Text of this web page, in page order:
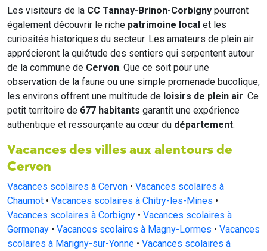
Les visiteurs de la CC Tannay-Brinon-Corbigny pourront
également découvrir le riche patrimoine local et les
curiosités historiques du secteur. Les amateurs de plein air
apprécieront la quiétude des sentiers qui serpentent autour
de la commune de Cervon. Que ce soit pour une
observation de la faune ou une simple promenade bucolique,
les environs offrent une multitude de loisirs de plein air. Ce
petit territoire de 677 habitants garantit une expérience
authentique et ressourçante au cœur du département.
Vacances des villes aux alentours de
Cervon
Vacances scolaires à Cervon • Vacances scolaires à
Chaumot • Vacances scolaires à Chitry-les-Mines •
Vacances scolaires à Corbigny • Vacances scolaires à
Germenay • Vacances scolaires à Magny-Lormes • Vacances
scolaires à Marigny-sur-Yonne • Vacances scolaires à